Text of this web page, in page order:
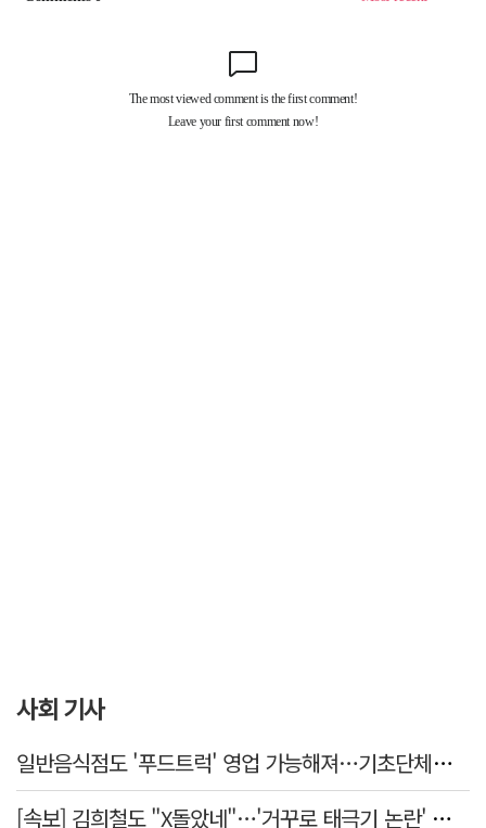
사회 기사
일반음식점도 '푸드트럭' 영업 가능해져…기초단체별 조례 개정 움직임
[속보] 김희철도 "X돌았네"…'거꾸로 태극기 논란' 인천시 현수막, 이틀 만에 철거